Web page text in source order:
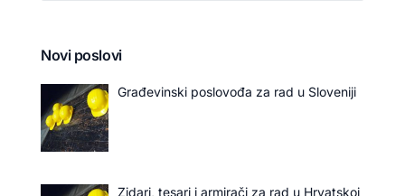
Novi poslovi
Građevinski poslovođa za rad u Sloveniji
Zidari, tesari i armirači za rad u Hrvatskoj